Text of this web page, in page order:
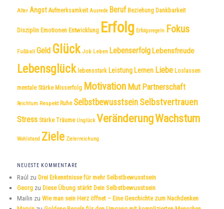
Alter Angst Aufmerksamkeit Ausrede Beruf Beziehung Dankbarkeit
Disziplin Emotionen Entwicklung Erfolg Erfolgsregeln Fokus
Fußball Geld Glück Job Leben Lebenserfolg Lebensfreude
Lebensglück lebensstark Leistung Lernen Liebe Loslassen
mentale Stärke Misserfolg Motivation Mut Partnerschaft
Reichtum Respekt Ruhe Selbstbewusstsein Selbstvertrauen
Stress Stärke Träume Unglück VeränderungWachstum
Wohlstand Ziele Zielerreichung
NEUESTE KOMMENTARE
Raúl zu Drei Erkenntnisse für mehr Selbstbewusstsein
Georg zu Diese Übung stärkt Dein Selbstbewusstsein
Mailin zuWie man sein Herz öffnet – Eine Geschichte zum Nachdenken